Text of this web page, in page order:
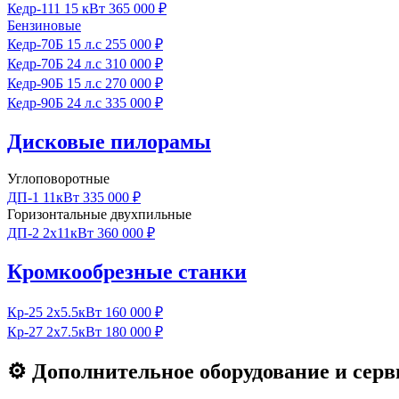
Кедр‑111 15 кВт 365 000 ₽
Бензиновые
Кедр‑70Б 15 л.с 255 000 ₽
Кедр‑70Б 24 л.с 310 000 ₽
Кедр‑90Б 15 л.с 270 000 ₽
Кедр‑90Б 24 л.с 335 000 ₽
Дисковые пилорамы
Углоповоротные
ДП-1 11кВт 335 000 ₽
Горизонтальные двухпильные
ДП-2 2x11кВт 360 000 ₽
Кромкообрезные станки
Кр‑25 2x5.5кВт 160 000 ₽
Кр‑27 2x7.5кВт 180 000 ₽
⚙ Дополнительное оборудование и